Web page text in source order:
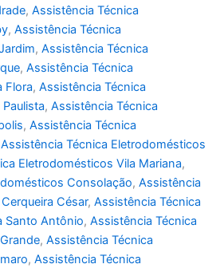
, Assistência Técnica
, Assistência Técnica
, Assistência Técnica
, Assistência Técnica
Flora, Assistência Técnica
, Assistência Técnica
, Assistência Técnica
Assistência Técnica Eletrodomésticos
Eletrodomésticos Vila Mariana,
Consolação, Assistência
César, Assistência Técnica
Santo Antônio, Assistência Técnica
, Assistência Técnica
, Assistência Técnica